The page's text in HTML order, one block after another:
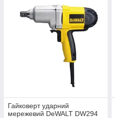
Гайковерт ударний
мережевий DeWALT DW294